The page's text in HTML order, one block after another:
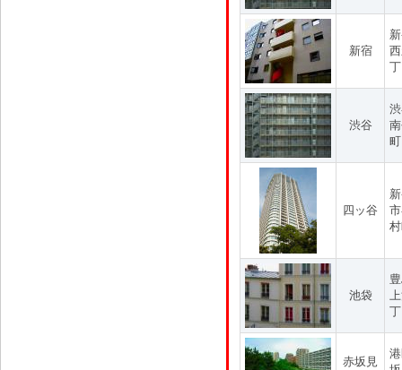
新宿
渋谷
四ッ谷
池袋
赤坂見